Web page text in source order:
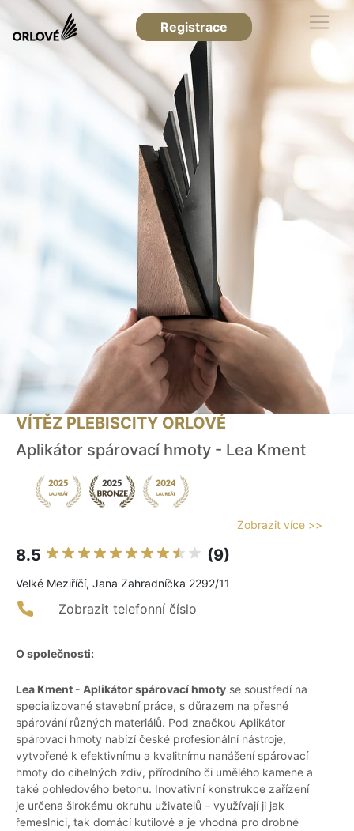
Registrace
VÍTĚZ PLEBISCITY ORLOVÉ
Aplikátor spárovací hmoty - Lea Kment
Zobrazit více >>
8.5 (9)
Velké Meziříčí, Jana Zahradníčka 2292/11
Zobrazit telefonní číslo
O společnosti:
Lea Kment - Aplikátor spárovací hmoty se soustředí na
specializované stavební práce, s důrazem na přesné
spárování různých materiálů. Pod značkou Aplikátor
spárovací hmoty nabízí české profesionální nástroje,
vytvořené k efektivnímu a kvalitnímu nanášení spárovací
hmoty do cihelných zdiv, přírodního či umělého kamene a
také pohledového betonu. Inovativní konstrukce zařízení
je určena širokému okruhu uživatelů – využívají ji jak
řemeslníci, tak domácí kutilové a je vhodná pro drobné